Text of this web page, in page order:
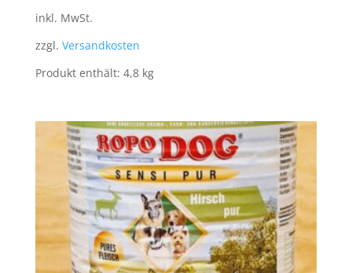
inkl. MwSt.
zzgl. Versandkosten
Produkt enthält: 4,8 kg